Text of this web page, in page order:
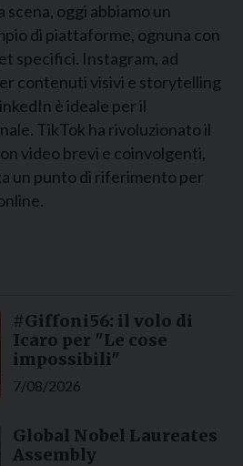
oggi abbiamo un
di piattaforme, ognuna con
specifici. Instagram, ad
contenuti visivi e storytelling
è ideale per il
TikTok ha rivoluzionato il
video brevi e coinvolgenti,
un punto di riferimento per
#Giffoni56: il volo di
Icaro per "Le cose
impossibili"
7/08/2026
Global Nobel Laureates
Assembly